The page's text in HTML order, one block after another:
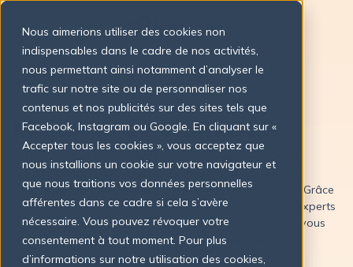
Nous aimerions utiliser des cookies non
indispensables dans le cadre de nos activités,
nous permettant ainsi notamment d’analyser le
trafic sur notre site ou de personnaliser nos
contenus et nos publicités sur des sites tels que
Facebook, Instagram ou Google. En cliquant sur «
Accepter tous les cookies », vous acceptez que
nous installions un cookie sur votre navigateur et
que nous traitions vos données personnelles
afférentes dans ce cadre si cela s’avère
nécessaire. Vous pouvez révoquer votre
consentement à tout moment. Pour plus
d’informations sur notre utilisation des cookies,
E-BOOK
Mailings de bienvenue
Attirez de nouveaux donateurs grâce à des e-mails de
bienvenue ciblés. Découvrez comment acquérir plus de
donateurs que jamais grâce à notre livre blanc gratuit ! Grâce
à des modèles d'e-mails pratiques et à des conseils d'experts
– des stratégies de test à la fréquence d'envoi idéale – vous
pouvez facilement transformer des prospects en
sympathisants engagés.